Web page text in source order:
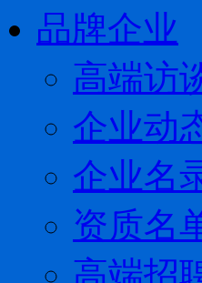
品牌企业
高端访
企业动
企业名
资质名
高端招